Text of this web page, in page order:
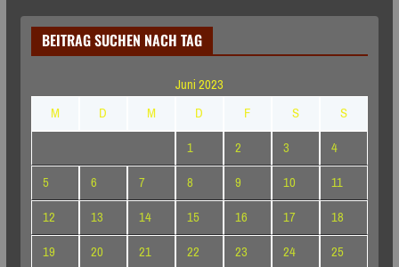
BEITRAG SUCHEN NACH TAG
Juni 2023
M
D M D F S
S
1
2 3
4
5
6 7 8 9 10
11
12
13 14 15 16 17
18
19
20 21 22 23 24
25